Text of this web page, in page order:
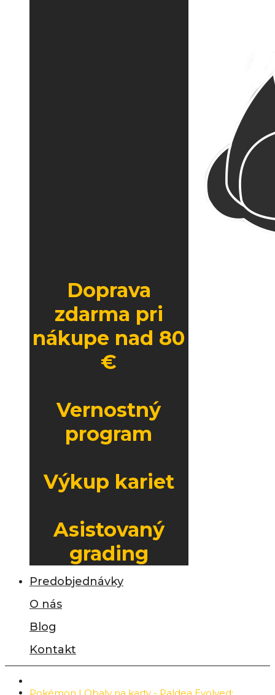
Doprava
zdarma pri
nákupe nad 80
€
Vernostný
program
Výkup kariet
Asistovaný
grading
Predobjednávky
O nás
Blog
Kontakt